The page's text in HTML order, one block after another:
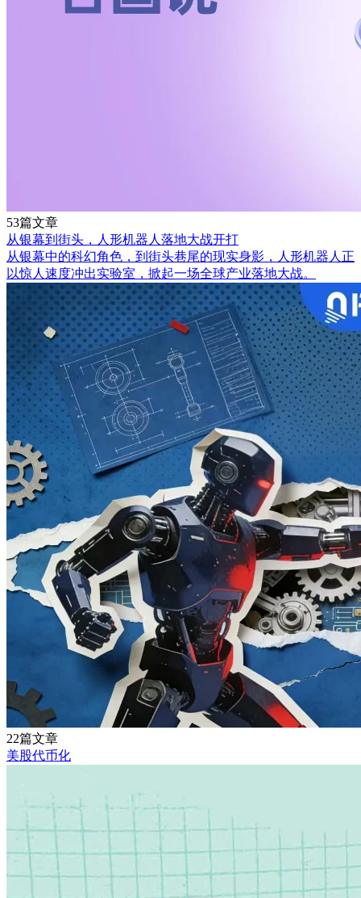
53篇文章
从银幕到街头，人形机器人落地大战开打
从银幕中的科幻角色，到街头巷尾的现实身影，人形机器人正
以惊人速度冲出实验室，掀起一场全球产业落地大战。
22篇文章
美股代币化